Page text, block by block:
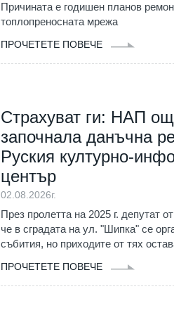
Причината е годишен планов
топлопреносната мрежа
ПРОЧЕТЕТЕ ПОВЕЧЕ
Страхуват ги: НАП
започнала данъчна
Руския културно-
център
02.08.2026г.
През пролетта на 2025 г. депутат
че в сградата на ул. "Шипка" се
събития, но приходите от тях
ПРОЧЕТЕТЕ ПОВЕЧЕ